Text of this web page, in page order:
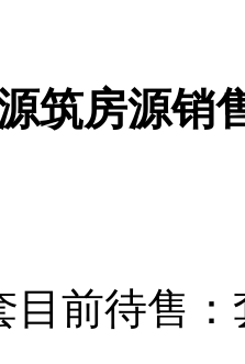
筑房源销
目前待售：